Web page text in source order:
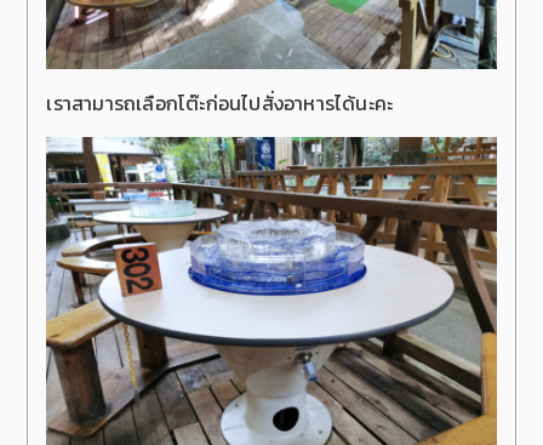
เราสามารถเลือกโต๊ะก่อนไปสั่งอาหารได้นะคะ